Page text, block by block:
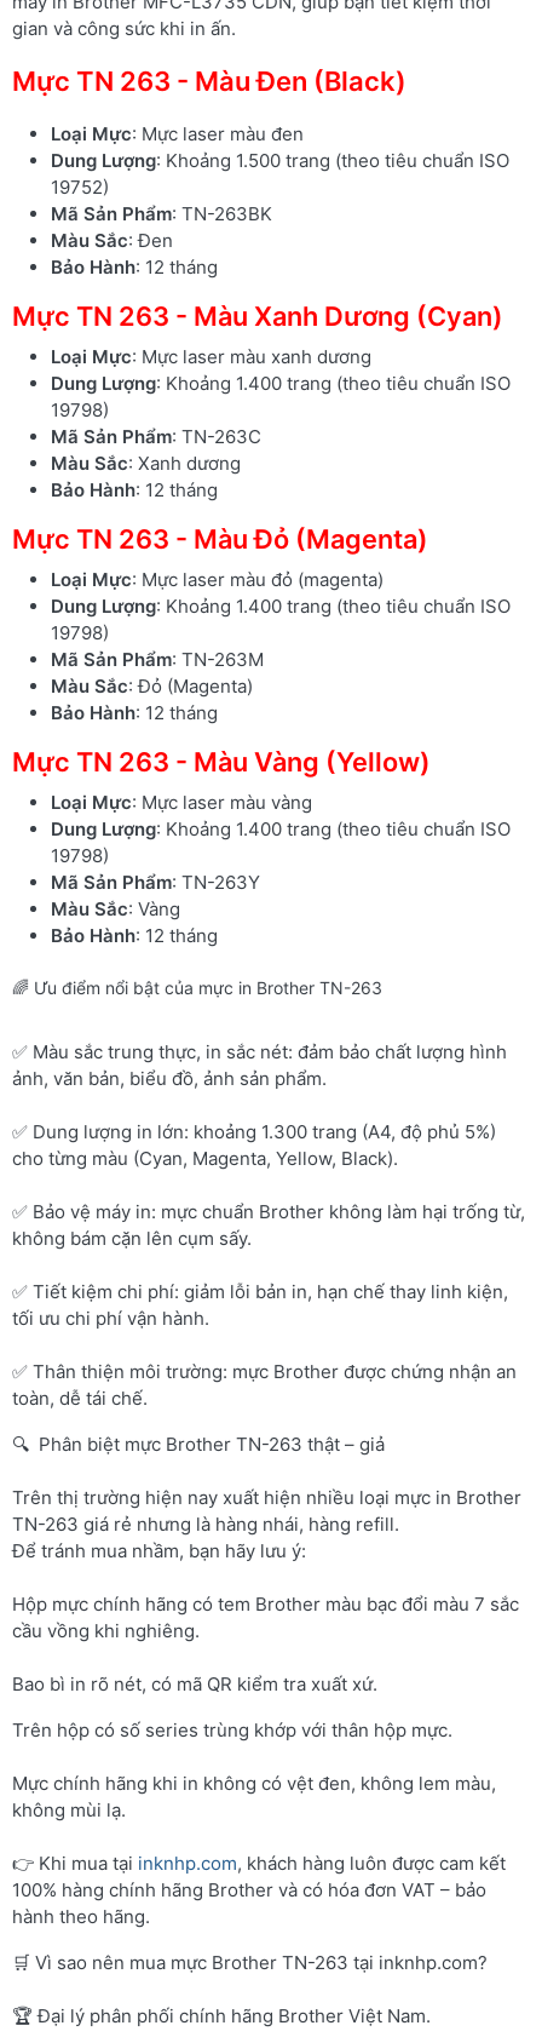
gian và công sức khi in ấn.
Mực TN 263 - Màu Đen (Black)
Loại Mực: Mực laser màu đen
Dung Lượng: Khoảng 1.500 trang (theo tiêu chuẩn ISO
19752)
Mã Sản Phẩm: TN-263BK
Màu Sắc: Đen
Bảo Hành: 12 tháng
Mực TN 263 - Màu Xanh Dương (Cyan)
Loại Mực: Mực laser màu xanh dương
Dung Lượng: Khoảng 1.400 trang (theo tiêu chuẩn ISO
19798)
Mã Sản Phẩm: TN-263C
Màu Sắc: Xanh dương
Bảo Hành: 12 tháng
Mực TN 263 - Màu Đỏ (Magenta)
Loại Mực: Mực laser màu đỏ (magenta)
Dung Lượng: Khoảng 1.400 trang (theo tiêu chuẩn ISO
19798)
Mã Sản Phẩm: TN-263M
Màu Sắc: Đỏ (Magenta)
Bảo Hành: 12 tháng
Mực TN 263 - Màu Vàng (Yellow)
Loại Mực: Mực laser màu vàng
Dung Lượng: Khoảng 1.400 trang (theo tiêu chuẩn ISO
19798)
Mã Sản Phẩm: TN-263Y
Màu Sắc: Vàng
Bảo Hành: 12 tháng
🌈 Ưu điểm nổi bật của mực in Brother TN-263
✅ Màu sắc trung thực, in sắc nét: đảm bảo chất lượng hình
ảnh, văn bản, biểu đồ, ảnh sản phẩm.
✅ Dung lượng in lớn: khoảng 1.300 trang (A4, độ phủ 5%)
cho từng màu (Cyan, Magenta, Yellow, Black).
✅ Bảo vệ máy in: mực chuẩn Brother không làm hại trống từ,
không bám cặn lên cụm sấy.
✅ Tiết kiệm chi phí: giảm lỗi bản in, hạn chế thay linh kiện,
tối ưu chi phí vận hành.
✅ Thân thiện môi trường: mực Brother được chứng nhận an
toàn, dễ tái chế.
🔍 Phân biệt mực Brother TN-263 thật – giả
Trên thị trường hiện nay xuất hiện nhiều loại mực in Brother
TN-263 giá rẻ nhưng là hàng nhái, hàng refill.
Để tránh mua nhầm, bạn hãy lưu ý:
Hộp mực chính hãng có tem Brother màu bạc đổi màu 7 sắc
cầu vồng khi nghiêng.
Bao bì in rõ nét, có mã QR kiểm tra xuất xứ.
Trên hộp có số series trùng khớp với thân hộp mực.
Mực chính hãng khi in không có vệt đen, không lem màu,
không mùi lạ.
👉 Khi mua tại inknhp.com, khách hàng luôn được cam kết
100% hàng chính hãng Brother và có hóa đơn VAT – bảo
hành theo hãng.
🛒 Vì sao nên mua mực Brother TN-263 tại inknhp.com?
🏆 Đại lý phân phối chính hãng Brother Việt Nam.